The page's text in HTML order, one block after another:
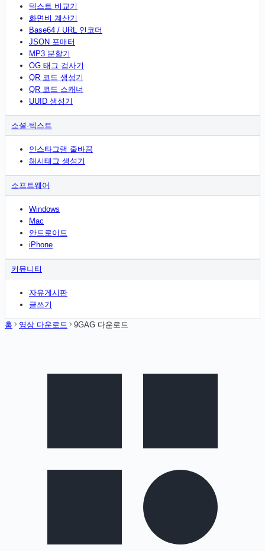
텍스트 비교기
화면비 계산기
Base64 / URL 인코더
JSON 포매터
MP3 분할기
OG 태그 검사기
QR 코드 생성기
QR 코드 스캐너
UUID 생성기
소셜·텍스트
인스타그램 줄바꿈
해시태그 생성기
소프트웨어
Windows
Mac
안드로이드
iPhone
커뮤니티
자유게시판
글쓰기
홈 영상 다운로드 9GAG 다운로드